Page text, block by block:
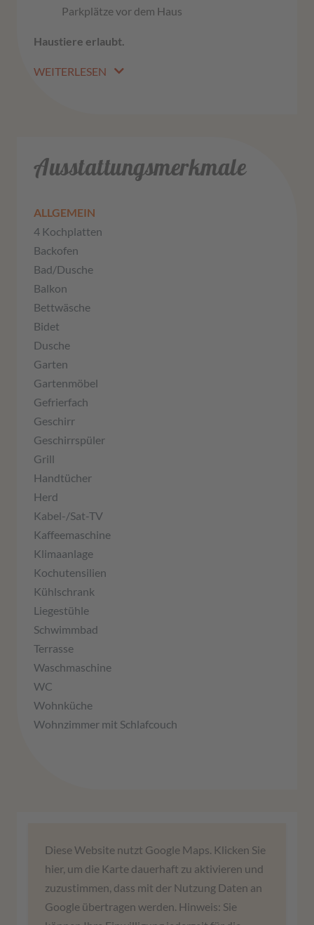
Parkplätze vor dem Haus
Haustiere erlaubt.
WEITERLESEN
Ausstattungsmerkmale
ALLGEMEIN
4 Kochplatten
Backofen
Bad/Dusche
Balkon
Bettwäsche
Bidet
Dusche
Garten
Gartenmöbel
Gefrierfach
Geschirr
Geschirrspüler
Grill
Handtücher
Herd
Kabel-/Sat-TV
Kaffeemaschine
Klimaanlage
Kochutensilien
Kühlschrank
Liegestühle
Schwimmbad
Terrasse
Waschmaschine
WC
Wohnküche
Wohnzimmer mit Schlafcouch
Wir benötigen Ihre Zustimmung,
um den Google Maps-Service zu
laden!
Wir verwenden einen Service eines
Diese Website nutzt Google Maps. Klicken Sie
hier, um die Karte dauerhaft zu aktivieren und
zuzustimmen, dass mit der Nutzung Daten an
Google übertragen werden. Hinweis: Sie